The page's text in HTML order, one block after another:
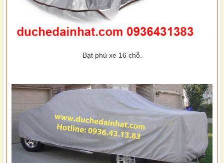
Bạt phủ xe 16 chỗ.